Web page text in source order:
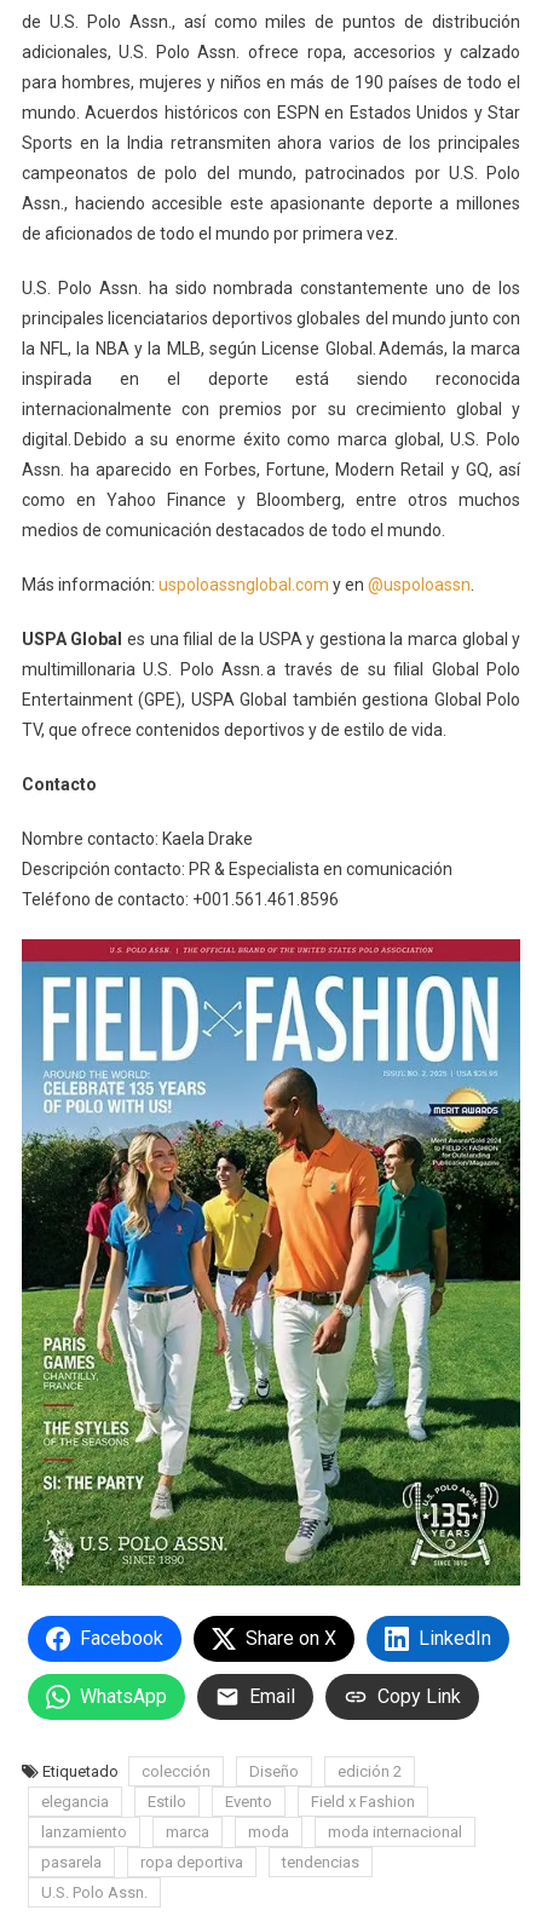
de U.S. Polo Assn., así como miles de puntos de distribución
adicionales, U.S. Polo Assn. ofrece ropa, accesorios y calzado
para hombres, mujeres y niños en más de 190 países de todo el
mundo. Acuerdos históricos con ESPN en Estados Unidos y Star
Sports en la India retransmiten ahora varios de los principales
campeonatos de polo del mundo, patrocinados por U.S. Polo
Assn., haciendo accesible este apasionante deporte a millones
de aficionados de todo el mundo por primera vez.
U.S. Polo Assn. ha sido nombrada constantemente uno de los
principales licenciatarios deportivos globales del mundo junto con
la NFL, la NBA y la MLB, según License Global. Además, la marca
inspirada en el deporte está siendo reconocida
internacionalmente con premios por su crecimiento global y
digital. Debido a su enorme éxito como marca global, U.S. Polo
Assn. ha aparecido en Forbes, Fortune, Modern Retail y GQ, así
como en Yahoo Finance y Bloomberg, entre otros muchos
medios de comunicación destacados de todo el mundo.
Más información: uspoloassnglobal.com y en @uspoloassn.
USPA Globales una filial de la USPA y gestiona la marca global y
multimillonaria U.S. Polo Assn. a través de su filial Global Polo
Entertainment (GPE), USPA Global también gestiona Global Polo
TV, que ofrece contenidos deportivos y de estilo de vida.
Contacto
Nombre contacto: Kaela Drake
Descripción contacto: PR & Especialista en comunicación
Teléfono de contacto: +001.561.461.8596
Facebook Share on X LinkedIn
WhatsApp Email Copy Link
Etiquetado colección Diseño
edición 2
elegancia
Estilo Evento
Field x Fashion
lanzamiento
marca moda
moda internacional
pasarela
ropa deportiva
tendencias
U.S. Polo Assn.